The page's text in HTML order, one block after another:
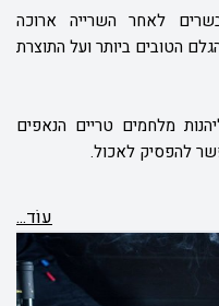
לאחר השרייה ארוכה
הטובים ביותר ועל התוצרת
מלחמים טריים הנאפים
להפסיק לאכול.
עוֹד...